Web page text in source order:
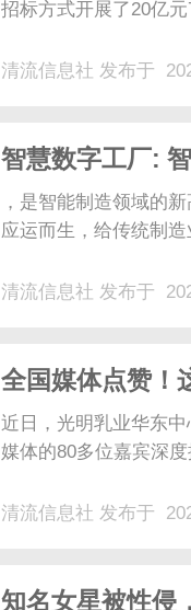
招标方式开展了20亿
清流信息社 发布于
智慧数字工厂:
，是智能制造领域的
应运而生，给传统制
清流信息社 发布于
全国媒体点赞！
市民最大的“奶
近日，光明乳业华东
媒体的80多位嘉宾深
清流信息社 发布于
知名女星被性侵